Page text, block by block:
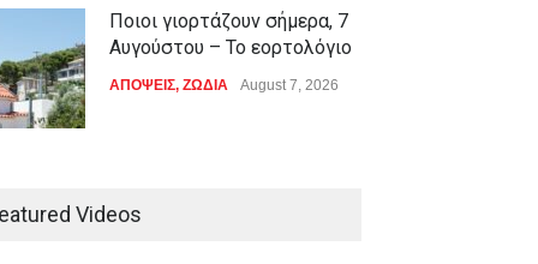
Ποιοι γιορτάζουν σήμερα, 7
Αυγούστου – Το εορτολόγιο
ΑΠΟΨΕΙΣ, ΖΩΔΙΑ August 7, 2026
του Primetime
Videos